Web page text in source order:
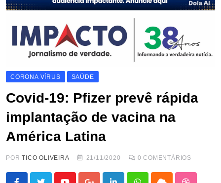
CORONA VÍRUS SAÚDE
Covid-19: Pfizer prevê rápida
implantação de vacina na
América Latina
PORTICO OLIVEIRA 21/11/2020 0 COMENTÁRIOS